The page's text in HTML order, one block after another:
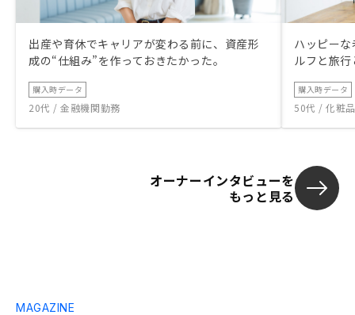
出産や育休でキャリアが変わる前に、資産形
成の“仕組み”を作っておきたかった。
購入時データ
20代 / 金融機関勤務
ハッピー
ルフと旅
購入時データ
50代 / 化粧
オーナーインタビューを
もっと見る
MAGAZINE